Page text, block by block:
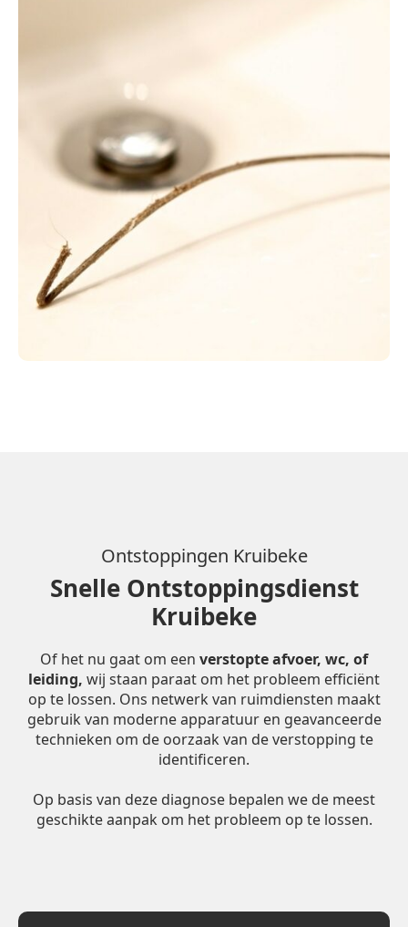
Ontstoppingen Kruibeke
Snelle Ontstoppingsdienst
Kruibeke
Of het nu gaat om een verstopte afvoer, wc, of
leiding, wij staan paraat om het probleem efficiënt
op te lossen. Ons netwerk van ruimdiensten maakt
gebruik van moderne apparatuur en geavanceerde
technieken om de oorzaak van de verstopping te
identificeren.
Op basis van deze diagnose bepalen we de meest
geschikte aanpak om het probleem op te lossen.